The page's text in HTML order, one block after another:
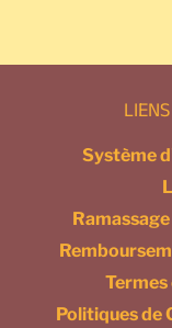
Système
Politiques de